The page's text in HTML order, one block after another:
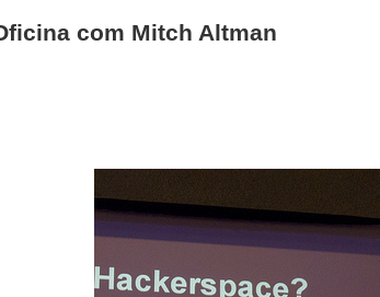
com Mitch Altman